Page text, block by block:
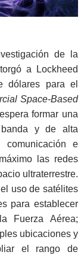
de la
a Lockheed
dólares para el
Space-Based
formar una
y de alta
e
las redes
ultraterrestre.
uso de satélites
para establecer
Fuerza Aérea;
ubicaciones y
el rango de